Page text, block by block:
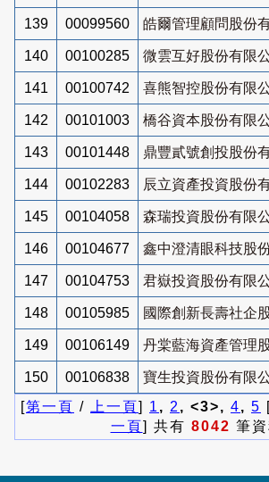
139 00099560 皓爾管理顧問股份
140 00100285 微雲互好股份有限
141 00100742 喜熊智控股份有限
142 00101003 橋谷資本股份有限
143 00101448 鼎豐貳號創投股份
144 00102283 辰立資產投資股份
145 00104058 森瑞投資股份有限
146 00104677 鑫中澄清眼科技股
147 00104753 君嶽投資股份有限
148 00105985 國際創新長壽社企
149 00106149 丹棠藍海資產管理
150 00106838
寶生投資股份有限
[第一頁 / 上一頁] 1 , 2 , <3>, 4, 5
一頁] 共有 8042 筆